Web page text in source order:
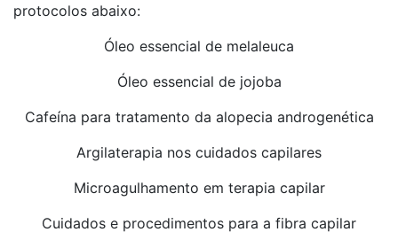
protocolos abaixo:
Óleo essencial de melaleuca
Óleo essencial de jojoba
Cafeína para tratamento da alopecia androgenética
Argilaterapia nos cuidados capilares
Microagulhamento em terapia capilar
Cuidados e procedimentos para a fibra capilar